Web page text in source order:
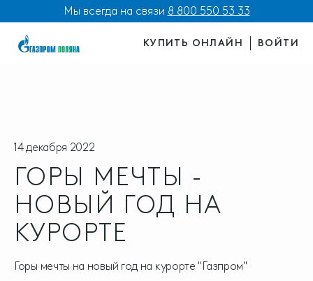
Мы всегда на связи 8 800 550 53 33
КУПИТЬ ОНЛАЙН ВОЙТИ
14 декабря 2022
ГОРЫ МЕЧТЫ -
НОВЫЙ ГОД НА
КУРОРТЕ
Горы мечты на новый год на курорте "Газпром"